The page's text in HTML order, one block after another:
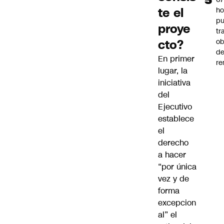
te el
proye
cto?
En primer
lugar, la
iniciativa
del
Ejecutivo
establece
el
derecho
a hacer
“por única
vez y de
forma
excepcion
al” el
de